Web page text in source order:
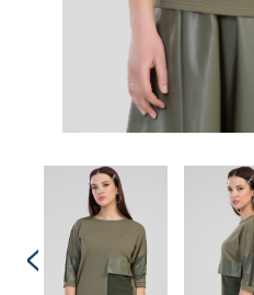
Пуловеры, Водолазки
Спортивная одежда
Толстовки
Топы
Туники
Футболки
Шарф
Шарфы